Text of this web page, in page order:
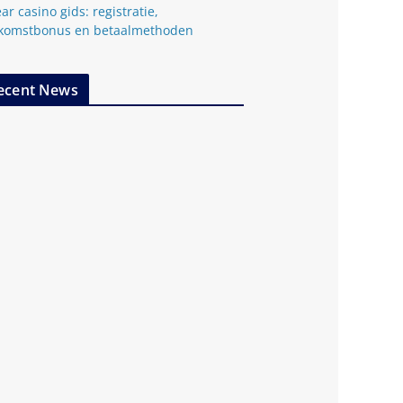
casino gids: registratie,
en betaalmethoden
News